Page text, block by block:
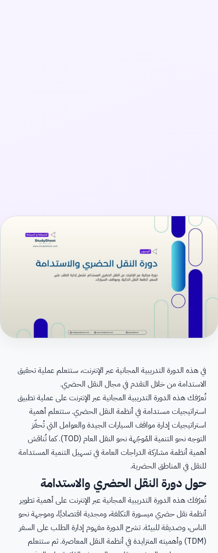
في هذه الدورة التدريبية المجانية عبر الإنترنت، ستتعلم عملية تحقيق
الاستدامة من خلال التقدم في مجال النقل الحضري.
تُعرّفك هذه الدورة التدريبية المجانية عبر الإنترنت على عملية تطبيق
استراتيجيات مستدامة في أنظمة النقل الحضري. ستتعلم أهمية
استراتيجيات إدارة مواقف السيارات الجيدة والعوامل التي تُحفّز
التوجه نحو التنمية المُوجّهة نحو النقل العام (TOD). كما تُناقش
أهمية أنظمة مشاركة الدراجات العامة في تسهيل التنمية المستدامة
للنقل في المناطق الحضرية.
حول دورة النقل الحضري والاستدامة
تُعرّفك هذه الدورة التدريبية المجانية عبر الإنترنت على أهمية تطوير
أنظمة نقل حضري ميسورة التكلفة، ومجدية اقتصاديًا، وموجهة نحو
الناس، وصديقة للبيئة. تشرح الدورة مفهوم إدارة الطلب على السفر
(TDM) وأهميته المتزايدة في أنظمة النقل المعاصرة. ثم ستتعلم